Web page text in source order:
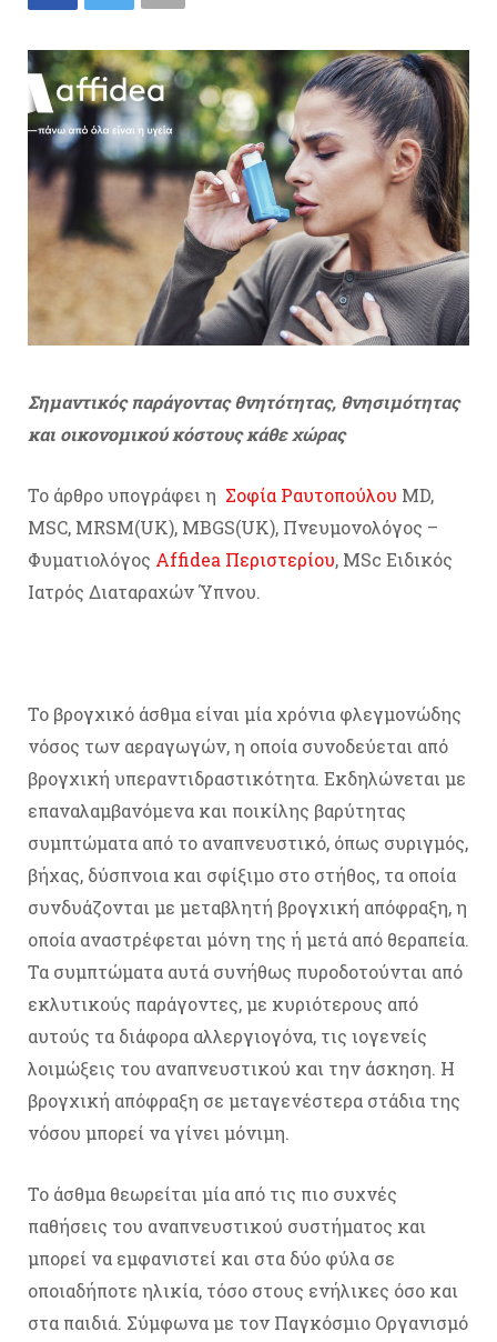
Σημαντικός παράγοντας θνητότητας, θνησιμότητας
και οικονομικού κόστους κάθε χώρας
Το άρθρο υπογράφει η Σοφία Ραυτοπούλου MD,
MSC, MRSM(UK), MBGS(UK), Πνευμονολόγος –
Φυματιολόγος Affidea Περιστερίου, MSc Ειδικός
Ιατρός Διαταραχών Ύπνου.
Το βρογχικό άσθμα είναι μία χρόνια φλεγμονώδης
νόσος των αεραγωγών, η οποία συνοδεύεται από
βρογχική υπεραντιδραστικότητα. Εκδηλώνεται με
επαναλαμβανόμενα και ποικίλης βαρύτητας
συμπτώματα από το αναπνευστικό, όπως συριγμός,
βήχας, δύσπνοια και σφίξιμο στο στήθος, τα οποία
συνδυάζονται με μεταβλητή βρογχική απόφραξη, η
οποία αναστρέφεται μόνη της ή μετά από θεραπεία.
Τα συμπτώματα αυτά συνήθως πυροδοτούνται από
εκλυτικούς παράγοντες, με κυριότερους από
αυτούς τα διάφορα αλλεργιογόνα, τις ιογενείς
λοιμώξεις του αναπνευστικού και την άσκηση. Η
βρογχική απόφραξη σε μεταγενέστερα στάδια της
νόσου μπορεί να γίνει μόνιμη.
Το άσθμα θεωρείται μία από τις πιο συχνές
παθήσεις του αναπνευστικού συστήματος και
μπορεί να εμφανιστεί και στα δύο φύλα σε
οποιαδήποτε ηλικία, τόσο στους ενήλικες όσο και
στα παιδιά. Σύμφωνα με τον Παγκόσμιο Οργανισμό